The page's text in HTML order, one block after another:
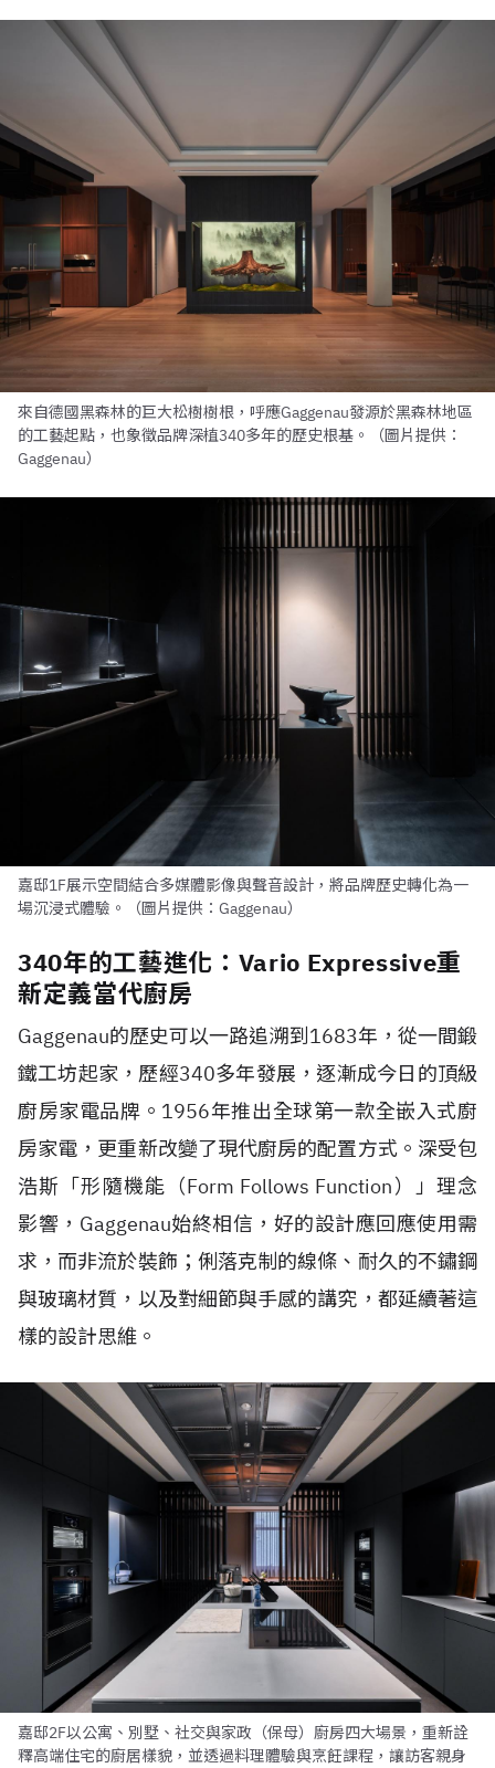
來自德國黑森林的巨大松樹樹根，呼應Gaggenau發源於黑森林地區
的工藝起點，也象徵品牌深植340多年的歷史根基。（圖片提供：
Gaggenau）
嘉邸1F展示空間結合多媒體影像與聲音設計，將品牌歷史轉化為一
場沉浸式體驗。（圖片提供：Gaggenau）
340年的工藝進化：Vario Expressive重
新定義當代廚房
Gaggenau的歷史可以一路追溯到1683年，從一間鍛
鐵工坊起家，歷經340多年發展，逐漸成今日的頂級
廚房家電品牌。1956年推出全球第一款全嵌入式廚
房家電，更重新改變了現代廚房的配置方式。深受包
浩斯「形隨機能（Form Follows Function）」理念
影響，Gaggenau始終相信，好的設計應回應使用需
求，而非流於裝飾；俐落克制的線條、耐久的不鏽鋼
與玻璃材質，以及對細節與手感的講究，都延續著這
樣的設計思維。
嘉邸2F以公寓、別墅、社交與家政（保母）廚房四大場景，重新詮
釋高端住宅的廚居樣貌，並透過料理體驗與烹飪課程，讓訪客親身